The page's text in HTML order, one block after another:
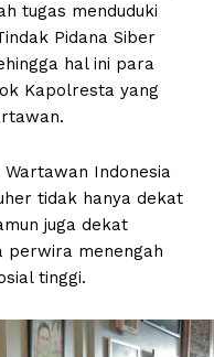
tugas menduduki
Pidana Siber
hal ini para
Kapolresta yang
Indonesia
tidak hanya dekat
juga dekat
perwira menengah
tinggi.